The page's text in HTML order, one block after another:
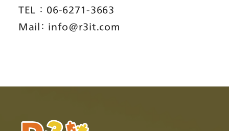
TEL ： 06-6271-3663
Mail： info@r3it.com